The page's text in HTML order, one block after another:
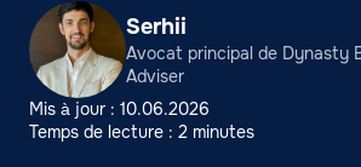
Serhii
Avocat principal de Dynasty
Adviser
Mis à jour : 10.06.2026
Temps de lecture : 2 minutes